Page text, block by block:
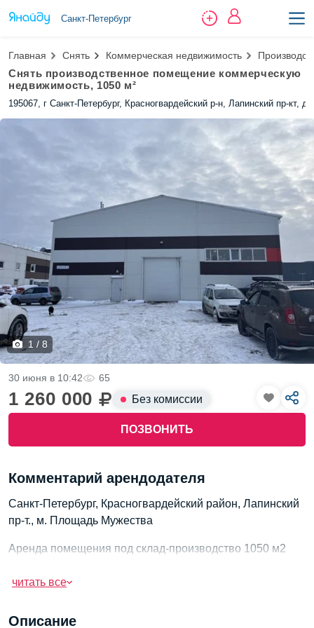
Санкт-Петербург
Главная Снять Коммерческая недвижимость
Снять производственное помещение коммерческую
недвижимость, 1050 м²
195067, г Санкт-Петербург, Красногвардейский р-н, Лапинский пр-кт, д
1 / 8
1 260 000 Без комиссии
ПОЗВОНИТЬ
30 июня в 10:42 65
Описание
Комментарий арендодателя
Санкт-Петербург, Красногвардейский район, Лапинский
пр-т., м. Площадь Мужества
Аренда помещения под склад-производство 1050 м2
читать все